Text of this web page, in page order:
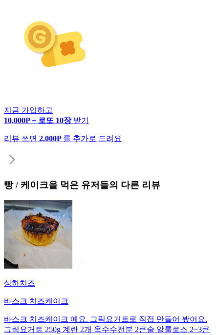
지금 가입하고
10,000P + 로또 10장 받기
리뷰 쓰면 2,000P 를 추가로 드려요
빵 / 케이크을 먹은 유저들의 다른 리뷰
상하치즈
바스크 치즈케이크
바스크 치즈케이크 예요. 그릭요거트로 직접 만들어 봤어요.
그릭요거트 250g 계란 2개 옥수수전분 2큰술 알룰로스 2~3큰